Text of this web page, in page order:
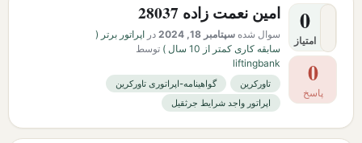
0
امتیاز
0
پاسخ
امین نعمت زاده 28037
سوال شده سپتامبر 18, 2024 در اپراتور برتر (
سابقه کاری کمتر از 10 سال )
توسط
liftingbank
تاورکرین
گواهینامه-اپراتوری تاورکرین
اپراتور واجد شرایط جرثقیل